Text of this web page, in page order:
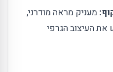
מעניק מראה מודרני,
את העיצוב הגרפי